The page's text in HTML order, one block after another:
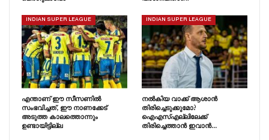
INDIAN SUPER LEAGUE
എന്താണ് ഈ സീസണിൽ
സംഭവിച്ചത്, ഈ നാണക്കേട്
അടുത്ത കാലത്തൊന്നും
ഉണ്ടായിട്ടില്ല
INDIAN SUPER LEAGUE
നൽകിയ വാക്ക് ആശാൻ
തിരിച്ചെടുക്കുമോ?
ഐഎസ്എല്ലിലേക്ക്
തിരിച്ചെത്താൻ ഇവാൻ…